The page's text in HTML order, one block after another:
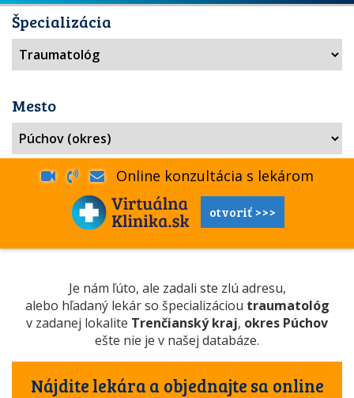
Špecializácia
Mesto
Online konzultácia s lekárom
otvoriť >>>
Je nám ľúto, ale zadali ste zlú adresu,
alebo hľadaný lekár so špecializáciou traumatológ
v zadanej lokalite Trenčianský kraj, okres Púchov
ešte nie je v našej databáze.
Nájdite lekára a objednajte sa online